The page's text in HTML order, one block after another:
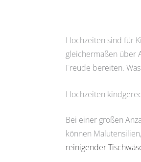
Hochzeiten sind für
gleichermaßen über
Freude bereiten.
Hochzeiten
Bei einer großen
können
reinigender